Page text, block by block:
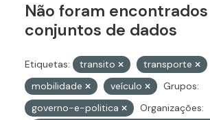
Não foram encontrados
conjuntos de dados
Etiquetas: transito
transporte
mobilidade
veículo
Grupos:
governo-e-politica
Organizações: